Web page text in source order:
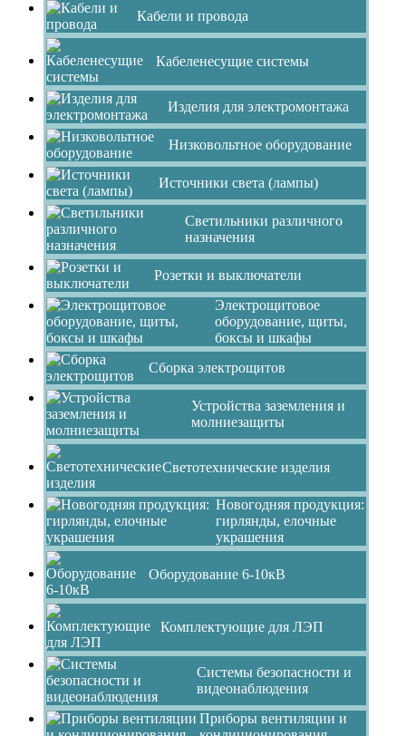
Кабели и провода
Кабеленесущие системы
Изделия для электромонтажа
Низковольтное оборудование
Источники света (лампы)
Светильники различного
назначения
Розетки и выключатели
Электрощитовое
оборудование, щиты,
боксы и шкафы
Сборка электрощитов
Устройства заземления и
молниезащиты
Светотехнические изделия
Новогодняя продукция:
гирлянды, елочные
украшения
Оборудование 6-10кВ
Комплектующие для ЛЭП
Системы безопасности и
видеонаблюдения
Приборы вентиляции и